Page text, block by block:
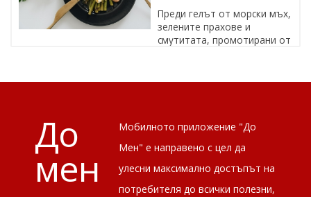
Преди гелът от морски мъх,
зелените прахове и
смутитата, промотирани от
До
мен
Мобилното приложение "До
Мен" е направено с цел да
улесни максимално достъпът на
потребителя до всички полезни,